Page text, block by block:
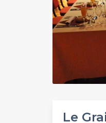
Le